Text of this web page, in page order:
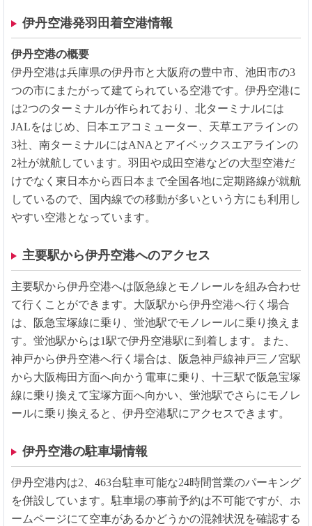
伊丹空港発羽田着空港情報
伊丹空港の概要
伊丹空港は兵庫県の伊丹市と大阪府の豊中市、池田市の3
つの市にまたがって建てられている空港です。伊丹空港に
は2つのターミナルが作られており、北ターミナルには
JALをはじめ、日本エアコミューター、天草エアラインの
3社、南ターミナルにはANAとアイベックスエアラインの
2社が就航しています。羽田や成田空港などの大型空港だ
けでなく東日本から西日本まで全国各地に定期路線が就航
しているので、国内線での移動が多いという方にも利用し
やすい空港となっています。
主要駅から伊丹空港へのアクセス
主要駅から伊丹空港へは阪急線とモノレールを組み合わせ
て行くことができます。大阪駅から伊丹空港へ行く場合
は、阪急宝塚線に乗り、蛍池駅でモノレールに乗り換えま
す。蛍池駅からは1駅で伊丹空港駅に到着します。また、
神戸から伊丹空港へ行く場合は、阪急神戸線神戸三ノ宮駅
から大阪梅田方面へ向かう電車に乗り、十三駅で阪急宝塚
線に乗り換えて宝塚方面へ向かい、蛍池駅でさらにモノレ
ールに乗り換えると、伊丹空港駅にアクセスできます。
伊丹空港の駐車場情報
伊丹空港内は2、463台駐車可能な24時間営業のパーキング
を併設しています。駐車場の事前予約は不可能ですが、ホ
ームページにて空車があるかどうかの混雑状況を確認する